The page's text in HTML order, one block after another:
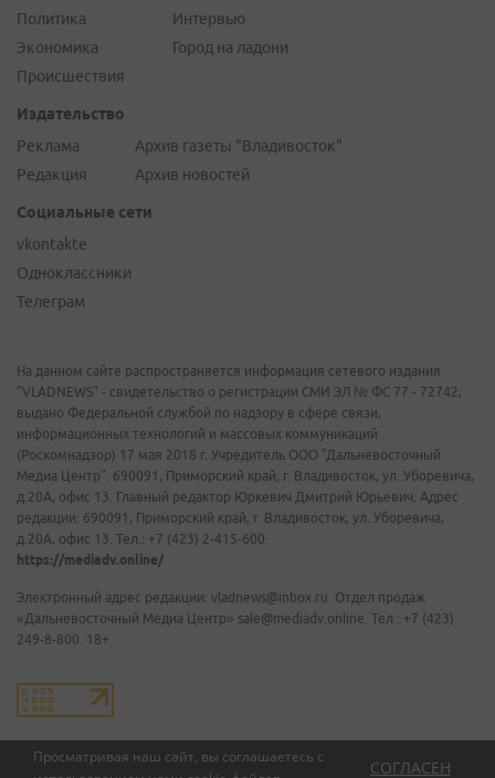
Просматривая наш сайт, вы соглашаетесь с
СОГЛАСЕН
Политика
Экономика
Происшествия
Интервью
Город на ладони
Издательство
Реклама
Редакция
Архив газеты "Владивосток"
Архив новостей
Социальные сети
vkontakte
Одноклассники
Телеграм
На данном сайте распространяется информация сетевого издания
"VLADNEWS" - свидетельство о регистрации СМИ ЭЛ № ФС 77 - 72742,
выдано Федеральной службой по надзору в сфере связи,
информационных технологий и массовых коммуникаций
(Роскомнадзор) 17 мая 2018 г. Учредитель ООО "Дальневосточный
Медиа Центр". 690091, Приморский край, г. Владивосток, ул. Уборевича,
д.20А, офис 13. Главный редактор Юркевич Дмитрий Юрьевич. Адрес
редакции: 690091, Приморский край, г. Владивосток, ул. Уборевича,
д.20А, офис 13. Тел.: +7 (423) 2-415-600.
https://mediadv.online/
Электронный адрес редакции: vladnews@inbox.ru. Отдел продаж
«Дальневосточный Медиа Центр» sale@mediadv.online. Тел.: +7 (423)
249-8-800. 18+